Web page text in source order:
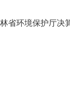
省环境保护厅决